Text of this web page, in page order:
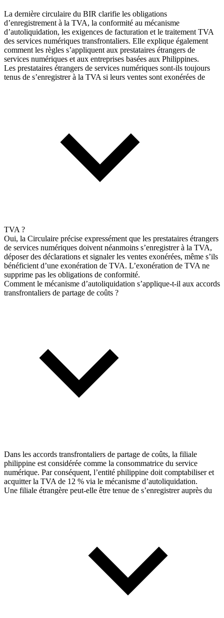
La dernière circulaire du BIR clarifie les obligations
d’enregistrement à la TVA, la conformité au mécanisme
d’autoliquidation, les exigences de facturation et le traitement TVA
des services numériques transfrontaliers. Elle explique également
comment les règles s’appliquent aux prestataires étrangers de
services numériques et aux entreprises basées aux Philippines.
Les prestataires étrangers de services numériques sont-ils toujours
tenus de s’enregistrer à la TVA si leurs ventes sont exonérées de
TVA ?
Oui, la Circulaire précise expressément que les prestataires étrangers
de services numériques doivent néanmoins s’enregistrer à la TVA,
déposer des déclarations et signaler les ventes exonérées, même s’ils
bénéficient d’une exonération de TVA. L’exonération de TVA ne
supprime pas les obligations de conformité.
Comment le mécanisme d’autoliquidation s’applique-t-il aux accords
transfrontaliers de partage de coûts ?
Dans les accords transfrontaliers de partage de coûts, la filiale
philippine est considérée comme la consommatrice du service
numérique. Par conséquent, l’entité philippine doit comptabiliser et
acquitter la TVA de 12 % via le mécanisme d’autoliquidation.
Une filiale étrangère peut-elle être tenue de s’enregistrer auprès du